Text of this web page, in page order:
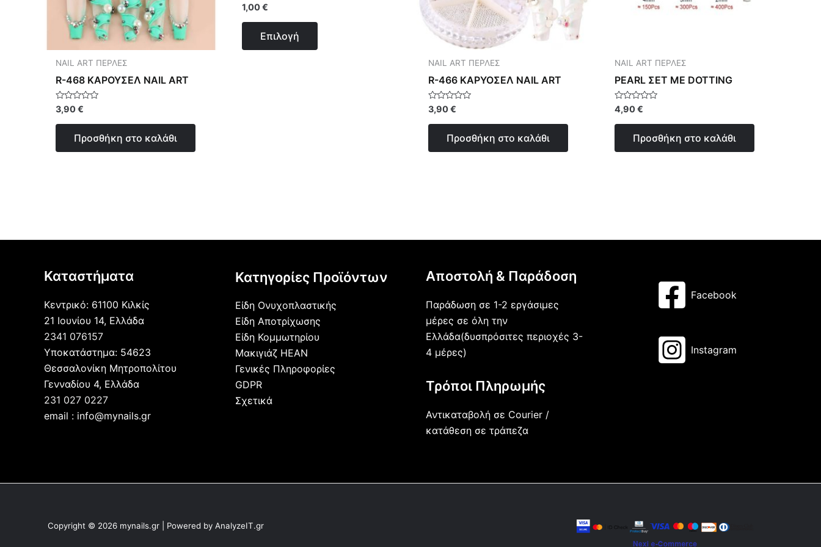
NAIL ART ΠΕΡΛΕΣ
R-468 ΚΑΡΟΥΣΕΛ NAIL ART
Βαθμολογήθηκε
με
0
3,90€
Προσθήκη στο καλάθι
Βαθμολογήθηκε
με
0
1,00€
Επιλογή
να
NAIL ART ΠΕΡΛΕΣ
R-466 ΚΑΡΥΟΣΕΛ ΝΑΙL ART
Βαθμολογήθηκε
με
0
3,90€
Προσθήκη στο καλάθι
NAIL ART ΠΕΡΛΕΣ
PEARL ΣΕΤ ΜΕ DOTTING
Βαθμολογήθηκε
με
0
4,90€
Προσθήκη στο καλάθι
Καταστήματα
Κεντρικό: 61100 Κιλκίς
21 Ιουνίου 14, Ελλάδα
2341 076157
Υποκατάστημα: 54623
Θεσσαλονίκη Μητροπολίτου
Γενναδίου 4, Ελλάδα
231 027 0227
email : info@mynails.gr
Κατηγορίες Προϊόντων
Είδη Ονυχοπλαστικής
Είδη Αποτρίχωσης
Είδη Κομμωτηρίου
Μακιγιάζ HEAN
Γενικές Πληροφορίες
GDPR
Σχετικά
Αποστολή & Παράδοση
Παράδωση σε 1-2 εργάσιμες
μέρες σε όλη την
Ελλάδα(δυσπρόσιτες περιοχές 3-
4 μέρες)
Τρόποι Πληρωμής
Αντικαταβολή σε Courier /
κατάθεση σε τράπεζα
Facebook
Instagram
Copyright © 2026 mynails.gr | Powered by AnalyzeIT.gr